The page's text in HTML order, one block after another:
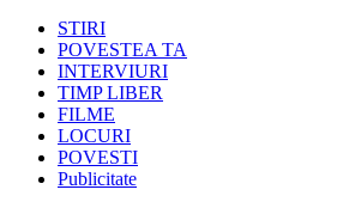
STIRI
POVESTEA TA
INTERVIURI
TIMP LIBER
FILME
LOCURI
POVESTI
Publicitate